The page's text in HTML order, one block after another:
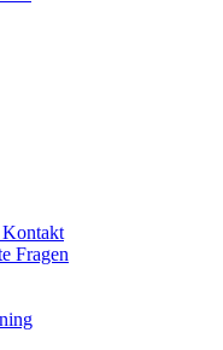
Kontakt
Fragen